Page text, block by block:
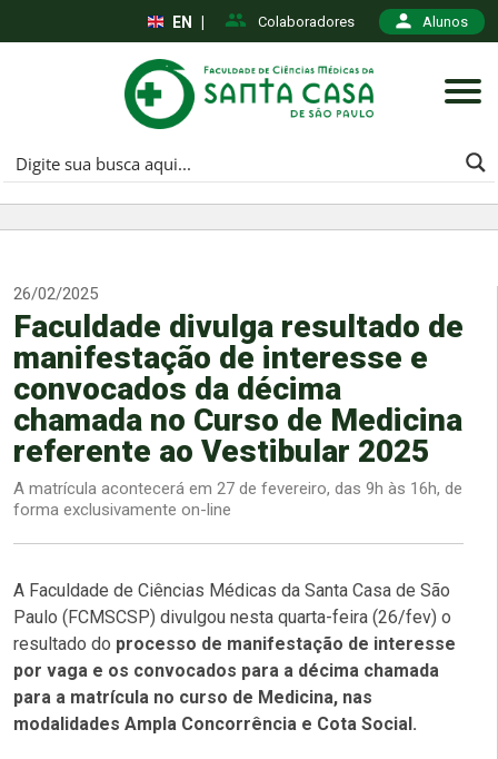
Colaboradores Alunos
EN
26/02/2025
Faculdade divulga resultado de
manifestação de interesse e
convocados da décima
chamada no Curso de Medicina
referente ao Vestibular 2025
A matrícula acontecerá em 27 de fevereiro, das 9h às 16h, de
forma exclusivamente on-line
A Faculdade de Ciências Médicas da Santa Casa de São
Paulo (FCMSCSP) divulgou nesta quarta-feira (26/fev) o
resultado do processo de manifestação de interesse
por vaga e os convocados para a décima chamada
para a matrícula no curso de Medicina, nas
modalidades Ampla Concorrência e Cota Social.